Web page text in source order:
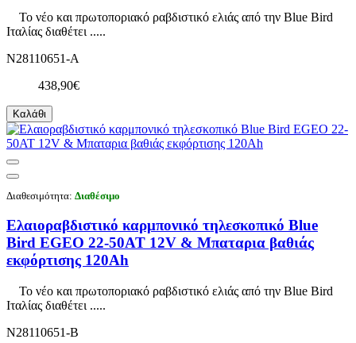
Το νέο και πρωτοποριακό ραβδιστικό ελιάς από την Blue Bird
Ιταλίας διαθέτει .....
N28110651-A
438,90€
Καλάθι
Διαθεσιμότητα: Διαθέσιμο
Ελαιοραβδιστικό καρμπονικό τηλεσκοπικό Blue
Bird EGEO 22-50AT 12V & Μπαταρια βαθιάς
εκφόρτισης 120Ah
Το νέο και πρωτοποριακό ραβδιστικό ελιάς από την Blue Bird
Ιταλίας διαθέτει .....
N28110651-Β